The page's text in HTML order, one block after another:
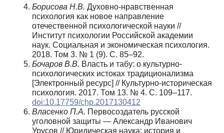
Борисова Н.В. Духовно-нравственная
психология как новое направление
отечественной психологической науки //
Институт психологии Российской академии
наук. Социальная и экономическая психология.
2018. Том 3. № 1 (9). С. 85–92.
Бочаров В.В. Власть и табу: о культурно-
психологических истоках традиционализма
[Электронный ресурс] // Культурно-историческая
психология. 2017. Том 13. № 4. С. 109–117.
doi:10.17759/chp.2017130412
Власенко П.А. Первосоздатель русской
уголовной защиты — Александр Иванович
Урусов // Юридическая наука: история и